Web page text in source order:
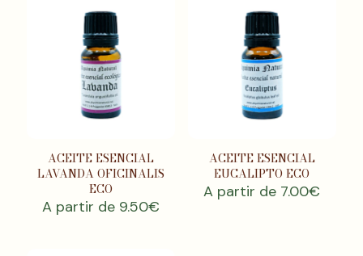
ACEITE ESENCIAL
LAVANDA OFICINALIS
ECO
A partir de 9.50€
ACEITE ESENCIAL
EUCALIPTO ECO
A partir de 7.00€